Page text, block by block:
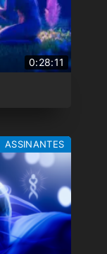
0:28:11
ASSINANTES